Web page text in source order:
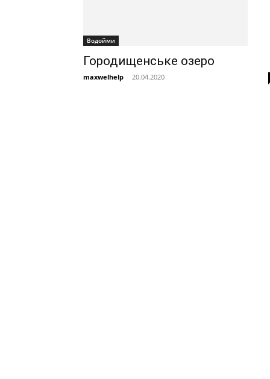
Водойми
Городищенське озеро
maxwelhelp - 20.04.2020